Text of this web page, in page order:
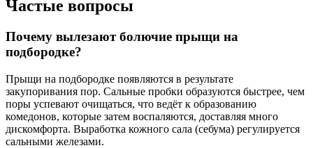
Частые вопросы
Почему вылезают болючие прыщи на
подбородке?
Прыщи на подбородке появляются в результате
закупоривания пор. Сальные пробки образуются быстрее, чем
поры успевают очищаться, что ведёт к образованию
комедонов, которые затем воспаляются, доставляя много
дискомфорта. Выработка кожного сала (себума) регулируется
сальными железами.